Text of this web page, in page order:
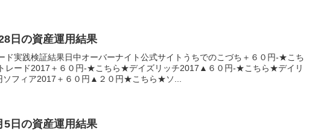
日の資産運用結果
ド実践検証結果日中オーバーナイト公式サイトうちでのこづち＋６０円-★こち
レード2017＋６０円-★こちら★デイズリッチ2017▲６０円-★こちら★デイリ
ソフィア2017＋６０円▲２０円★こちら★ソ...
5日の資産運用結果